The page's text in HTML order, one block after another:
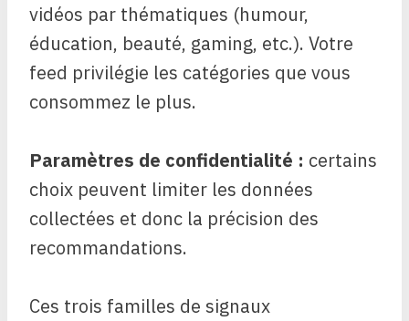
vidéos par thématiques (humour,
éducation, beauté, gaming, etc.). Votre
feed privilégie les catégories que vous
consommez le plus.
Paramètres de confidentialité : certains
choix peuvent limiter les données
collectées et donc la précision des
recommandations.
Ces trois familles de signaux